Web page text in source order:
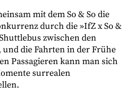
mit dem So & So die
durch die »IfZ x So &
zwischen den
die Fahrten in der Frühe
Passagieren kann man sich
surrealen